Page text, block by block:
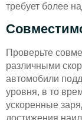
требует более
Проверьте
различными
автомобили
уровня, в то
ускоренные
достижения